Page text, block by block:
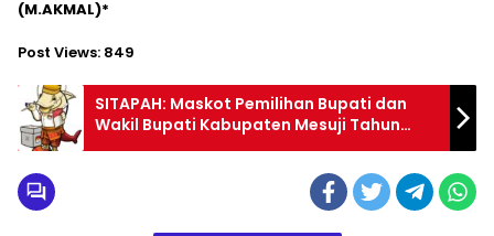
(M.AKMAL)*
Post Views: 849
SITAPAH: Maskot Pemilihan Bupati dan
Wakil Bupati Kabupaten Mesuji Tahun
2024